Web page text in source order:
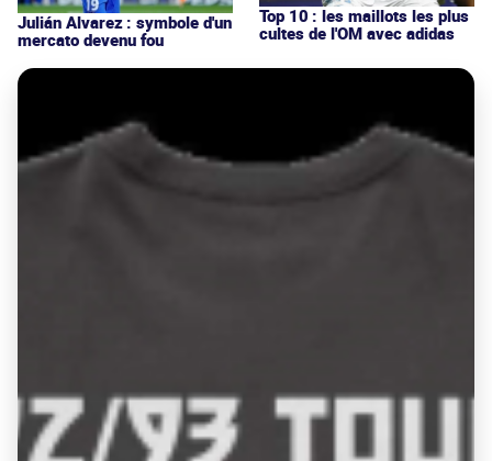
Julián Alvarez : symbole d'un
mercato devenu fou
Top 10 : les maillots les plus
cultes de l'OM avec adidas